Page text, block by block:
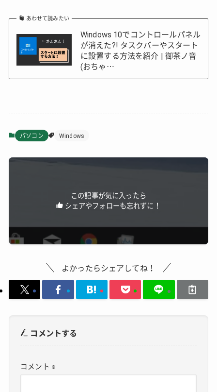
あわせて読みたい
Windows 10でコントロールパネル
が消えた?! タスクバーやスタート
に設置する方法を紹介 | 御茶ノ音
(おちゃ…
パソコン Windows
この記事が気に入ったら
シェアやフォローも忘れずに！
よかったらシェアしてね！
コメントする
コメント ※